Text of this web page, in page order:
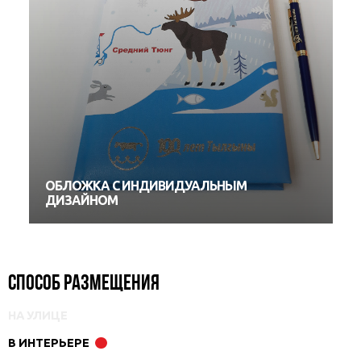
ОБЛОЖКА С ИНДИВИДУАЛЬНЫМ
ДИЗАЙНОМ
Способ размещения
В ИНТЕРЬЕРЕ